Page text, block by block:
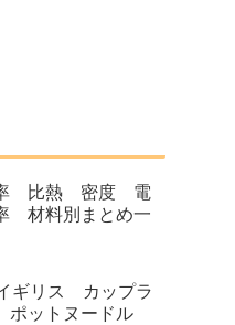
比熱 密度 電
材料別まとめ一
ギリス カップラ
ポットヌードル